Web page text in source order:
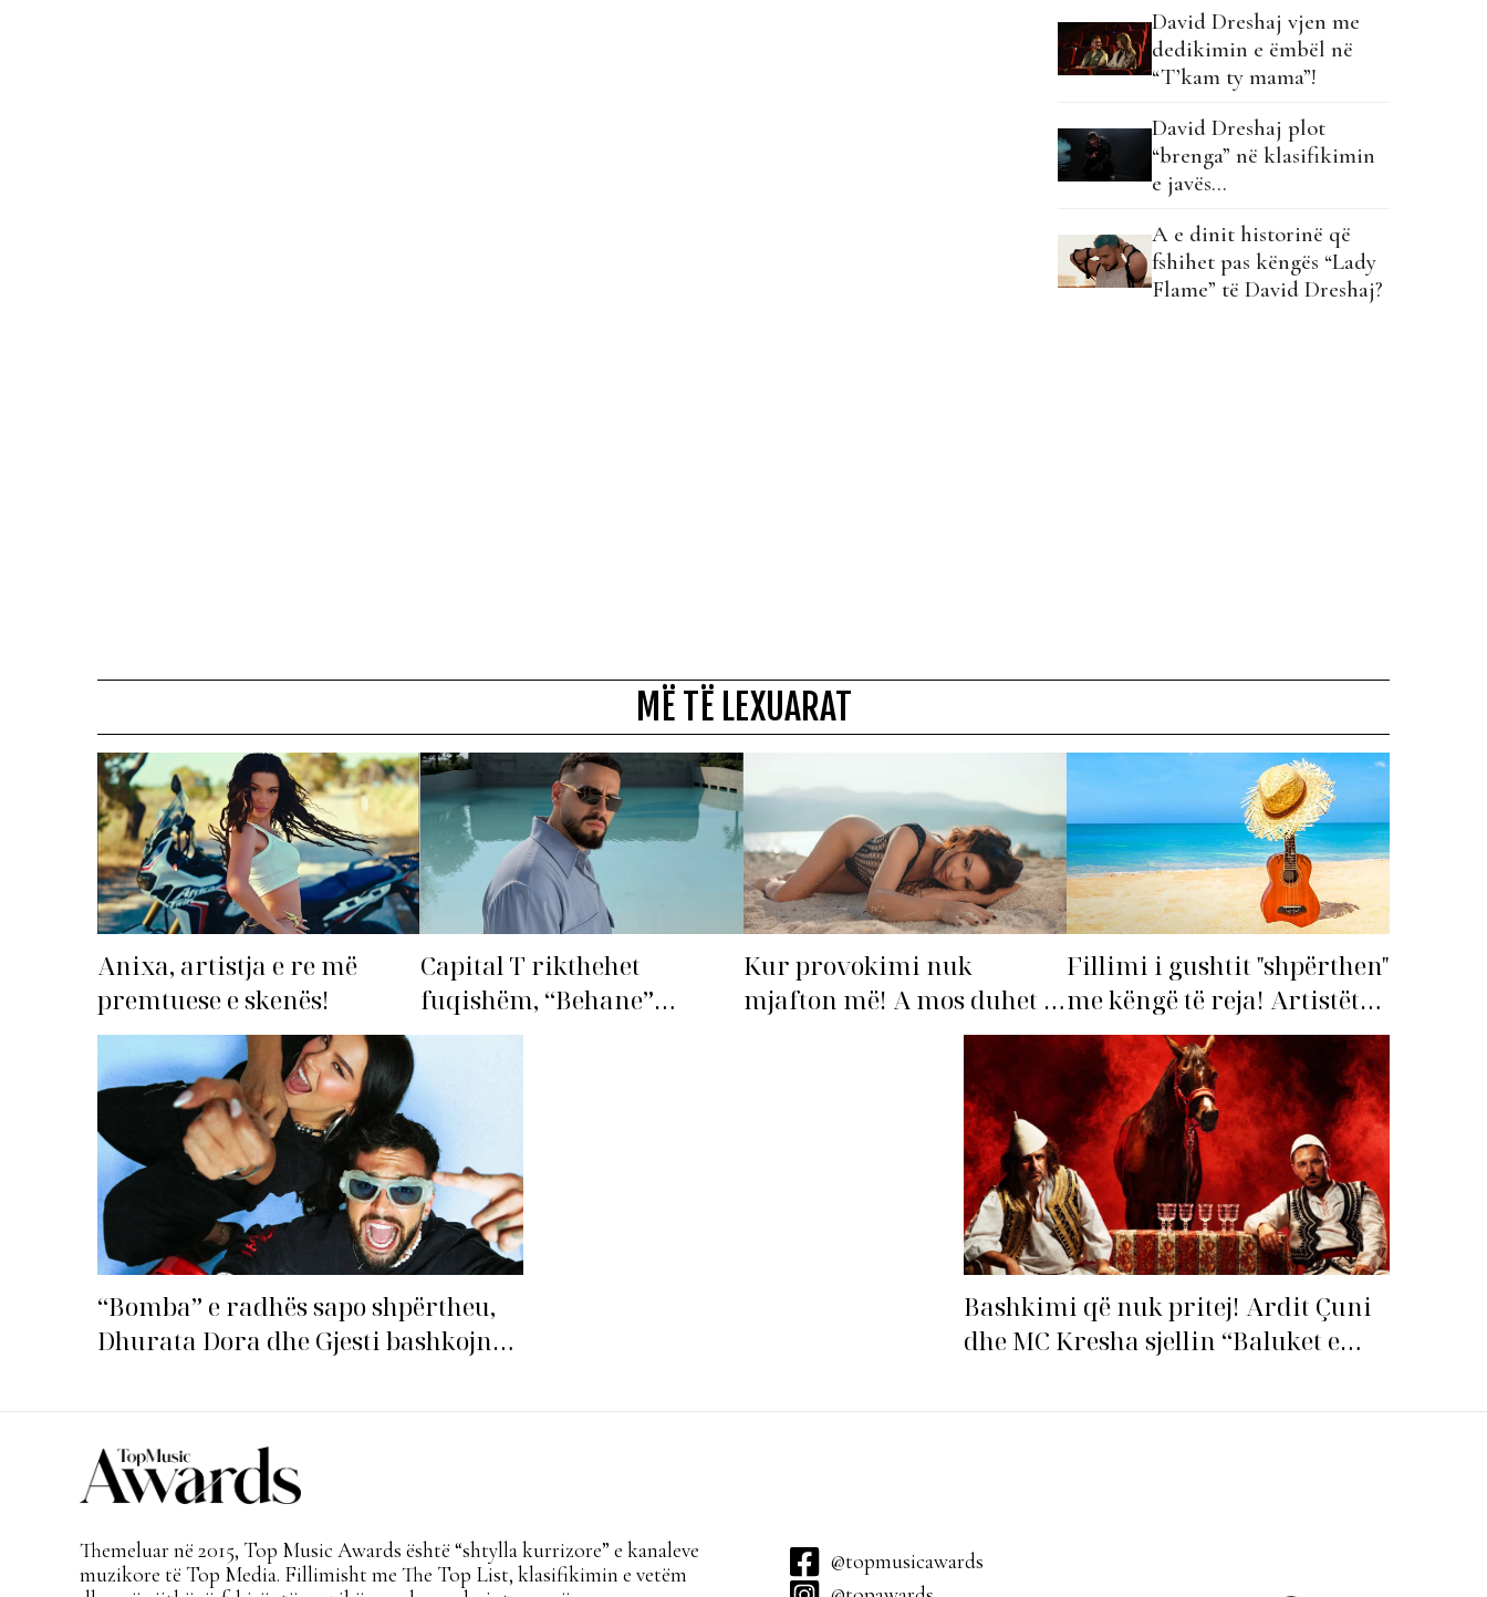
David Dreshaj vjen me
dedikimin e ëmbël në
“T’kam ty mama”!
David Dreshaj plot
“brenga” në klasifikimin
e javës…
A e dinit historinë që
fshihet pas këngës “Lady
Flame” të David Dreshaj?
MË TË LEXUARAT
Anixa, artistja e re më
premtuese e skenës!
Capital T rikthehet
fuqishëm, “Behane”
premton të bëhet fiksimi i
Kur provokimi nuk
mjafton më! A mos duhet të
‘dorëzohet’ Bleona?
Fillimi i gushtit "shpërthen"
me këngë të reja! Artistët
shqiptarë hapin garën për
hitin e verës!
“Bomba” e radhës sapo shpërtheu,
Dhurata Dora dhe Gjesti bashkojnë
Bashkimi që nuk pritej! Ardit Çuni
dhe MC Kresha sjellin “Baluket e
Themeluar në 2015, Top Music Awards është “shtylla kurrizore” e kanaleve
muzikore të Top Media. Fillimisht me The Top List, klasifikimin e vetëm
@topmusicawards